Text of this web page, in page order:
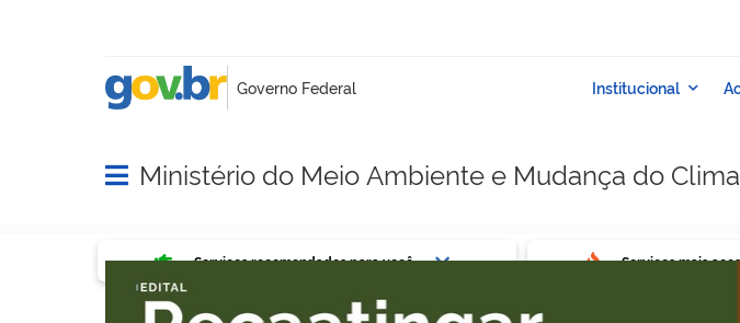
Abrir menu principal de navegação
Ministério do Meio Ambiente e Mudança do Clima
Serviços mais acessados do govbr